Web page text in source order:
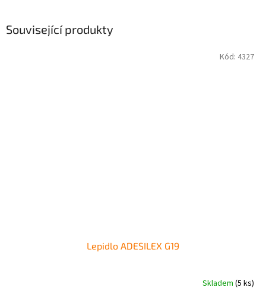
Související produkty
Lepidlo ADESILEX G19
Skladem (5 ks)
Kód: 4327